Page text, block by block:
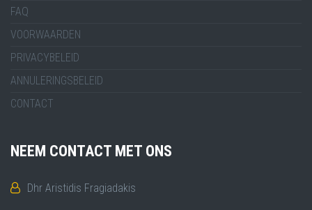
FAQ
VOORWAARDEN
PRIVACYBELEID
ANNULERINGSBELEID
CONTACT
NEEM CONTACT MET ONS
Dhr Aristidis Fragiadakis